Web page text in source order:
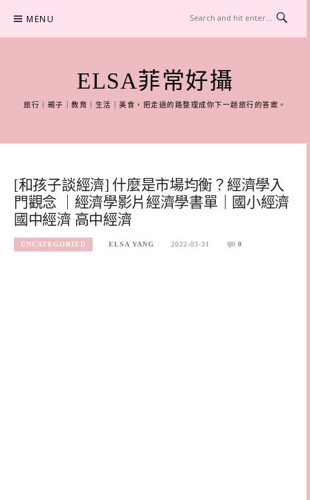
content
MENU
ELSA菲常好攝
旅行｜親子｜教育｜生活｜美食，把走過的路整理成你下一趟旅行的答案。
[和孩子談經濟] 什麼是市場均衡？經濟學入
門觀念 ｜經濟學影片經濟學書單｜國小經濟
國中經濟 高中經濟
UNCATEGORIED ELSA YANG 2022-03-31 0